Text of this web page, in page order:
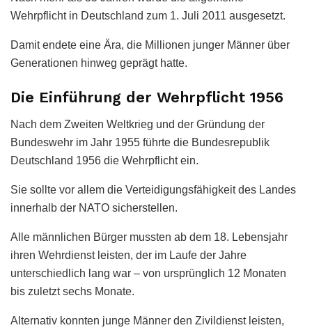
Wehrpflicht in Deutschland zum 1. Juli 2011 ausgesetzt.
Damit endete eine Ära, die Millionen junger Männer über
Generationen hinweg geprägt hatte.
Die Einführung der Wehrpflicht 1956
Nach dem Zweiten Weltkrieg und der Gründung der
Bundeswehr im Jahr 1955 führte die Bundesrepublik
Deutschland 1956 die Wehrpflicht ein.
Sie sollte vor allem die Verteidigungsfähigkeit des Landes
innerhalb der NATO sicherstellen.
Alle männlichen Bürger mussten ab dem 18. Lebensjahr
ihren Wehrdienst leisten, der im Laufe der Jahre
unterschiedlich lang war – von ursprünglich 12 Monaten
bis zuletzt sechs Monate.
Alternativ konnten junge Männer den Zivildienst leisten,